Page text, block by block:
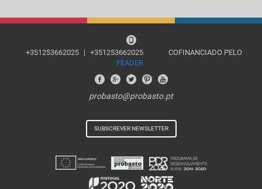
+351253662025 | +351253662025
COFINANCIADO PELO
FEADER
probasto@probasto.pt
SUBSCREVER NEWSLETTER